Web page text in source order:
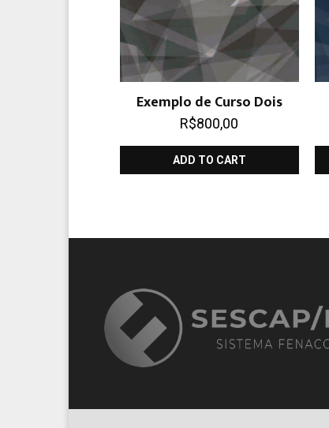
Exemplo de Curso Dois
R$800,00
ADD TO CART